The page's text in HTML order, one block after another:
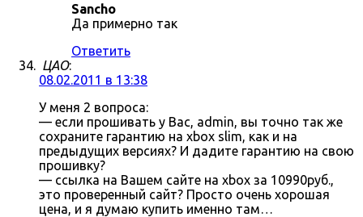
Sancho
Да примерно так
Ответить
ЦАО:
08.02.2011 в 13:38
У меня 2 вопроса:
— если прошивать у Вас, admin, вы точно так же
сохраните гарантию на xbox slim, как и на
предыдущих версиях? И дадите гарантию на свою
прошивку?
— ссылка на Вашем сайте на xbox за 10990руб.,
это проверенный сайт? Просто очень хорошая
цена, и я думаю купить именно там…